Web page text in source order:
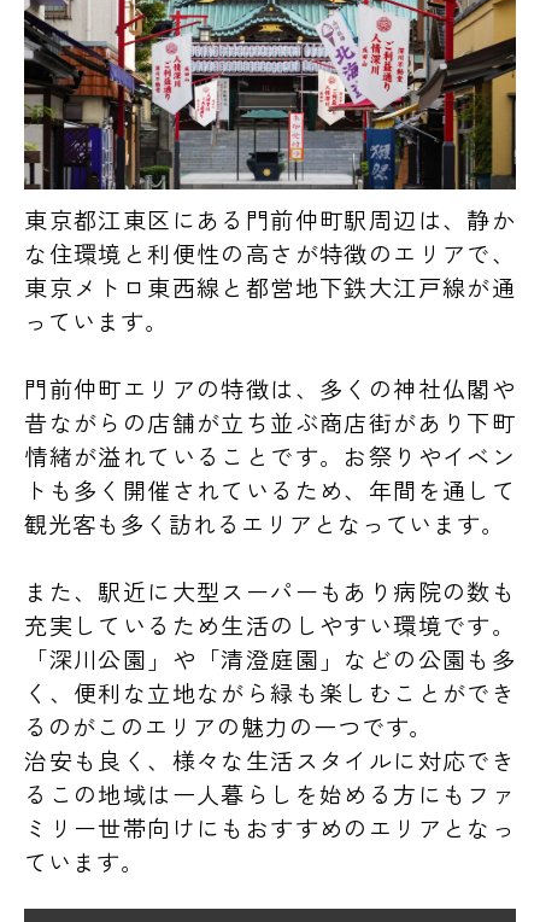
東京都江東区にある門前仲町駅周辺は、静か
な住環境と利便性の高さが特徴のエリアで、
東京メトロ東西線と都営地下鉄大江戸線が通
っています。
門前仲町エリアの特徴は、多くの神社仏閣や
昔ながらの店舗が立ち並ぶ商店街があり下町
情緒が溢れていることです。お祭りやイベン
トも多く開催されているため、年間を通して
観光客も多く訪れるエリアとなっています。
また、駅近に大型スーパーもあり病院の数も
充実しているため生活のしやすい環境です。
「深川公園」や「清澄庭園」などの公園も多
く、便利な立地ながら緑も楽しむことができ
るのがこのエリアの魅力の一つです。
治安も良く、様々な生活スタイルに対応でき
るこの地域は一人暮らしを始める方にもファ
ミリー世帯向けにもおすすめのエリアとなっ
ています。